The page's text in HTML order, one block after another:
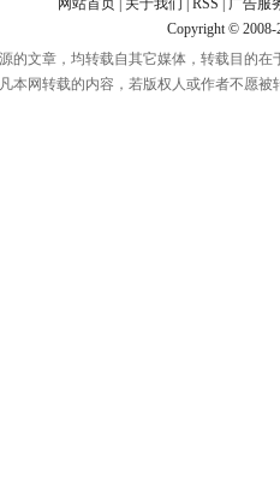
网站首页| 关于我们 RSS
广告服
Copyright ©
的文章，均转载自其它媒体，转载目的
凡本网转载的内容，若版权人或作者不愿